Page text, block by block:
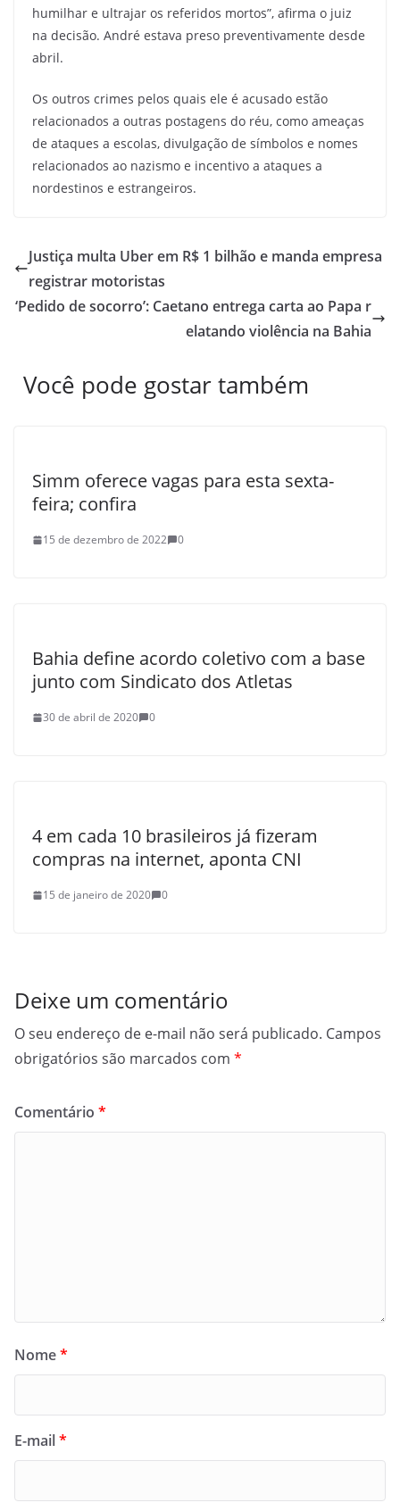
humilhar e ultrajar os referidos mortos”, afirma o juiz
na decisão. André estava preso preventivamente desde
abril.
Os outros crimes pelos quais ele é acusado estão
relacionados a outras postagens do réu, como ameaças
de ataques a escolas, divulgação de símbolos e nomes
relacionados ao nazismo e incentivo a ataques a
nordestinos e estrangeiros.
Justiça multa Uber em R$ 1 bilhão e manda empresa
registrar motoristas
‘Pedido de socorro’: Caetano entrega carta ao Papa r
elatando violência na Bahia
Você pode gostar também
Simm oferece vagas para esta sexta-
feira; confira
15 de dezembro de 2022 0
Bahia define acordo coletivo com a base
junto com Sindicato dos Atletas
30 de abril de 2020 0
4 em cada 10 brasileiros já fizeram
compras na internet, aponta CNI
15 de janeiro de 2020 0
Deixe um comentário
O seu endereço de e-mail não será publicado. Campos
obrigatórios são marcados com *
Comentário *
Nome*
E-mail*